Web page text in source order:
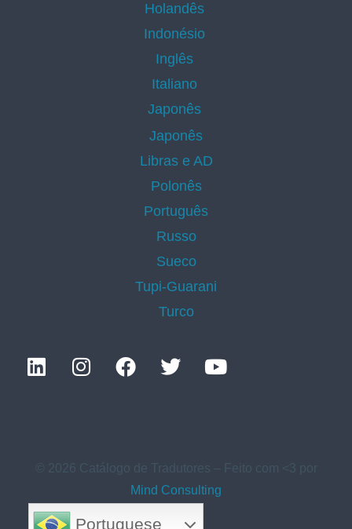
Holandês
Indonésio
Inglês
Italiano
Japonês
Japonês
Libras e AD
Polonês
Português
Russo
Sueco
Tupi-Guarani
Turco
© 2026 Catálogo de Tradutores – Feito com <3 por
Mind Consulting
Portuguese